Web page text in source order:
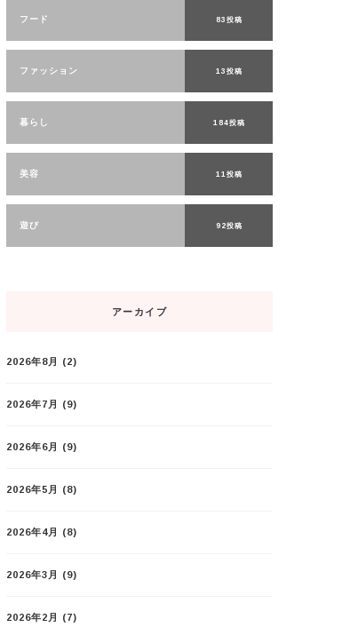
フード 83投稿
ファッション 13投稿
暮らし 184投稿
美容 11投稿
遊び 92投稿
アーカイブ
2026年8月 (2)
2026年7月 (9)
2026年6月 (9)
2026年5月 (8)
2026年4月 (8)
2026年3月 (9)
2026年2月 (7)